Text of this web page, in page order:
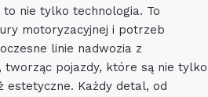
nie tylko technologia. To
motoryzacyjnej i potrzeb
linie nadwozia z
tworząc pojazdy, które są nie tylko
estetyczne. Każdy detal, od